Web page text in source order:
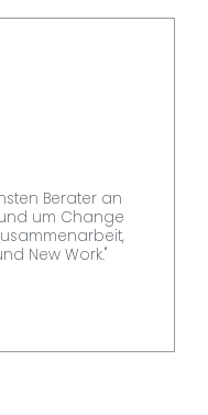
Berater an
um Change
New Work."